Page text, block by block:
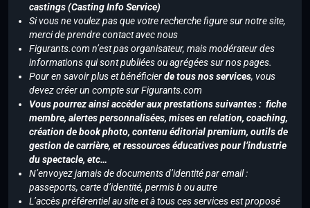
castings (Casting Info Service)
Si vous ne voulez pas que votre recherche figure sur notre site,
merci de prendre contact avec nous
Figurants.com n’est pas organisateur, mais modérateur des
informations qui sont publiées ou agrégées sur nos pages.
Pour en savoir plus et bénéficierde tous nos services, vous
devez créer un compte sur Figurants.com
Vous pourrez ainsi accéder aux prestations suivantes : fiche
membre, alertes personnalisées, mises en relation, coaching,
création de book photo, contenu éditorial premium, outils de
gestion de carrière, et ressources éducatives pour l’industrie
du spectacle, etc…
N’envoyez jamais de documents d’identité par email :
passeports, carte d’identité, permis b ou autre
L’accès préférentiel au site et à tous ces services est proposé